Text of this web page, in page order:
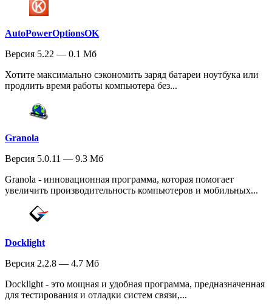
AutoPowerOptionsOK
Версия 5.22 — 0.1 Мб
Хотите максимально сэкономить заряд батареи ноутбука или
продлить время работы компьютера без...
Granola
Версия 5.0.11 — 9.3 Мб
Granola - инновационная программа, которая помогает
увеличить производительность компьютеров и мобильных...
Docklight
Версия 2.2.8 — 4.7 Мб
Docklight - это мощная и удобная программа, предназначенная
для тестирования и отладки систем связи,...